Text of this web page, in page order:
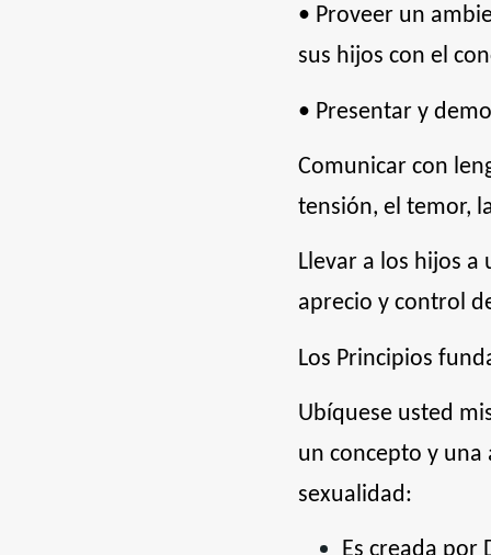
• Proveer un
sus hijos con el
• Presentar y
Comunicar con
tensión, el temor,
Llevar a los hijos
aprecio y control
Los Principios
Ubíquese usted
un concepto y una
sexualidad: